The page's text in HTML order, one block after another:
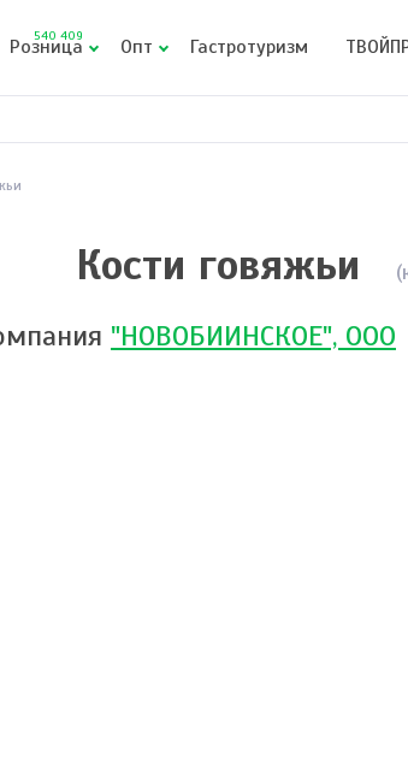
Розница
540 409 Опт Гастротуризм
Кости говяжьи
"НОВОБИИНСКОЕ", ООО